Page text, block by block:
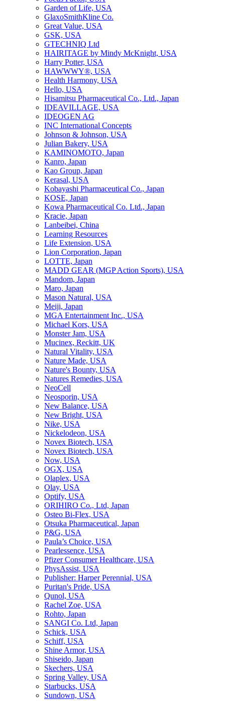
Garden of Life, USA
GlaxoSmithKline Co.
Great Value, USA
GSK, USA
GTECHNIQ Ltd
HAIRITAGE by Mindy McKnight, USA
Harry Potter, USA
HAWWWY®, USA
Health Harmony, USA
Hello, USA
Hisamitsu Pharmaceutical Co., Ltd., Japan
IDEAVILLAGE, USA
IDEOGEN AG
INC International Concepts
Johnson & Johnson, USA
Julian Bakery, USA
KAMINOMOTO, Japan
Kanro, Japan
Kao Group, Japan
Kerasal, USA
Kobayashi Pharmaceutical Co., Japan
KOSE, Japan
Kowa Pharmaceutical Co. Ltd., Japan
Kracie, Japan
Lanbeibei, China
Learning Resources
Life Extension, USA
Lion Corporation, Japan
LOTTE, Japan
MADD GEAR (MGP Action Sports), USA
Mandom, Japan
Maro, Japan
Mason Natural, USA
Meiji, Japan
MGA Entertainment Inc., USA
Michael Kors, USA
Monster Jam, USA
Mucinex, Reckitt, UK
Natural Vitality, USA
Nature Made, USA
Nature's Bounty, USA
Natures Remedies, USA
NeoCell
Neosporin, USA
New Balance, USA
New Bright, USA
Nike, USA
Niсkelodeon, USA
Novex Biotech, USA
Novex Biotech, USA
Now, USA
OGX, USA
Olaplex, USA
Olay, USA
Optify, USA
ORIHIRO Co., Ltd, Japan
Osteo Bi-Flex, USA
Otsuka Pharmaceutical, Japan
P&G, USA
Paula’s Choice, USA
Pearlessence, USA
Pfizer Consumer Healthcare, USA
PhysAssist, USA
Publisher: Harper Perennial, USA
Puritan's Pride, USA
Qunol, USA
Rachel Zoe, USA
Rohto, Japan
SANGI Co. Ltd, Japan
Schick, USA
Schiff, USA
Shine Armor, USA
Shiseido, Japan
Skechers, USA
Spring Valley, USA
Starbucks, USA
Sundown, USA